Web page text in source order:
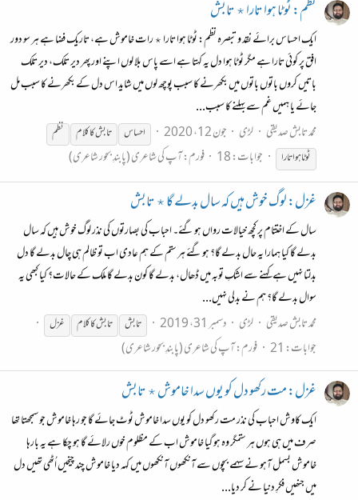
نظم: ٹوٹا ہوا تارا ٭ تابش
ایک احساس برائے نقد و تبصرہ نظم: ٹوٹا ہوا تارا ٭ رات خاموش ہے، تاریک فضا ہے ہر سو دور
افق پر کوئی تارا ہے مگر ٹوٹا ہوا دل یہ کہتا ہے اسے پاس بلا لوں اپنے اور پھر دیر تلک، دیر تلک
باتیں کروں باتوں باتوں میں بکھرنے کا سبب پوچھ لوں میں شاید اس دل کے بکھرنے کا سبب مل
جائے یا ہمیں غم سے بہلنے کا سبب...
محمد تابش صدیقی
لڑی جون 12، 2020 احساس تابشکاکلام
نظم
ٹوٹا ہوا تارا
جوابات: 18 فورم:آپ کی شاعری (پابندِ بحور شاعری)
غزل: لوگ خوش ہیں کہ سال بدلے گا ٭ تابش
سال کے اختتام پر کچھ خیالات رواں ہو گئے۔ احباب کی بصارتوں کی نذر لوگ خوش ہیں کہ سال
بدلے گا کیا ہمارا یہ حال بدلے گا؟ ہو گئے ہر ستم کے ہم عادی اب تو ظالم ہی چال بدلے گا دل
بدلتا نہیں ہے کہنے سے اشکِ توبہ میں ڈھال، بدلے گا کون بدلے گا ملک کے حالات؟ کیا کبھی یہ
سوال بدلے گا؟ ہم نے بدلی نہیں...
محمد تابش صدیقی
لڑی دسمبر 31، 2019 تابش تابشکاکلام غزل
جوابات: 21 فورم:آپ کی شاعری (پابندِ بحور شاعری)
غزل: مت رکھو دل کو یوں سدا خاموش ٭ تابش
ایک کاوش احباب کی نذر مت رکھو دل کو یوں سدا خاموش ٹوٹ جائے گا جو رہا خاموش جو سمجھتا تھا
صرف میں ہی ہوں ہر ستمگر وہ ہو گیا خاموش اب کے مظلوم خوں رلائے گا ہو چکا ہے یہ بارہا
خاموش بسمل آہو نے سہمے بچوں سے آنکھوں آنکھوں میں کہہ دیا خاموش چند چیخیں اُٹھی تھیں دل
میں جنھیں فکرِ دنیا نے کر دیا...